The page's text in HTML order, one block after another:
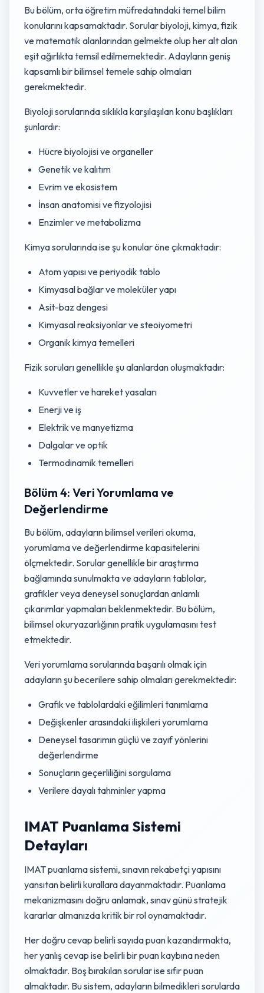
Bu bölüm, orta öğretim müfredatındaki temel bilim
konularını kapsamaktadır. Sorular biyoloji, kimya, fizik
ve matematik alanlarından gelmekte olup her alt alan
eşit ağırlıkta temsil edilmemektedir. Adayların geniş
kapsamlı bir bilimsel temele sahip olmaları
gerekmektedir.
Biyoloji sorularında sıklıkla karşılaşılan konu başlıkları
şunlardır:
Hücre biyolojisi ve organeller
Genetik ve kalıtım
Evrim ve ekosistem
İnsan anatomisi ve fizyolojisi
Enzimler ve metabolizma
Kimya sorularında ise şu konular öne çıkmaktadır:
Atom yapısı ve periyodik tablo
Kimyasal bağlar ve moleküler yapı
Asit-baz dengesi
Kimyasal reaksiyonlar ve steoiyometri
Organik kimya temelleri
Fizik soruları genellikle şu alanlardan oluşmaktadır:
Kuvvetler ve hareket yasaları
Enerji ve iş
Elektrik ve manyetizma
Dalgalar ve optik
Termodinamik temelleri
Bölüm 4: Veri Yorumlama ve
Değerlendirme
Bu bölüm, adayların bilimsel verileri okuma,
yorumlama ve değerlendirme kapasitelerini
ölçmektedir. Sorular genellikle bir araştırma
bağlamında sunulmakta ve adayların tablolar,
grafikler veya deneysel sonuçlardan anlamlı
çıkarımlar yapmaları beklenmektedir. Bu bölüm,
bilimsel okuryazarlığının pratik uygulamasını test
etmektedir.
Veri yorumlama sorularında başarılı olmak için
adayların şu becerilere sahip olmaları gerekmektedir:
Grafik ve tablolardaki eğilimleri tanımlama
Değişkenler arasındaki ilişkileri yorumlama
Deneysel tasarımın güçlü ve zayıf yönlerini
değerlendirme
Sonuçların geçerliliğini sorgulama
Verilere dayalı tahminler yapma
IMAT Puanlama Sistemi
Detayları
IMAT puanlama sistemi, sınavın rekabetçi yapısını
yansıtan belirli kurallara dayanmaktadır. Puanlama
mekanizmasını doğru anlamak, sınav günü stratejik
kararlar almanızda kritik bir rol oynamaktadır.
Her doğru cevap belirli sayıda puan kazandırmakta,
her yanlış cevap ise belirli bir puan kaybına neden
olmaktadır. Boş bırakılan sorular ise sıfır puan
almaktadır. Bu sistem, adayların bilmedikleri sorularda